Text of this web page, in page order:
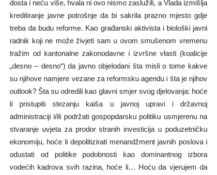
dosta i neću više, hvala ni ovo nismo zaslužili, a Vlada izmišlja
kreditiranje javne potrošnje da bi sakrila prazno mjesto gdje
treba da budu reforme. Kao građanski aktivista i biološki javni
radnik koji ne može živjeti sam u ovom smušenom vremenu
tražim od kantonalne zakonodavne i izvršne vlasti (koalicije
„desno – desno“) da javno objelodani šta misli o tome kakve
su njihove namjere vezane za reformsku agendu i šta je njihov
outlook? Šta su odredili kao glavni smjer svog djelovanja: hoće
li pristupiti stezanju kaiša u javnoj upravi i državnoj
administraciji i/ili podržati gospopdarsku politiku usmjerenu na
stvaranje uvjeta za prodor stranih investicija u poduzetničku
ekonomiju, hoće li depolitizirati menandžment javnih poslova i
odustati od politike podobnosti kao dominantnog izbora
vodećih kadrova svih razina, hoće li… Hoću da vjerujem da